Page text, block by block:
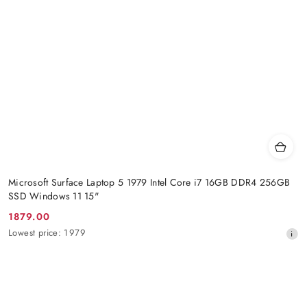
Microsoft Surface Laptop 5 1979 Intel Core i7 16GB DDR4 256GB
SSD Windows 11 15"
Promotion
price:
1879.00
Lowest
Lowest price: 1979